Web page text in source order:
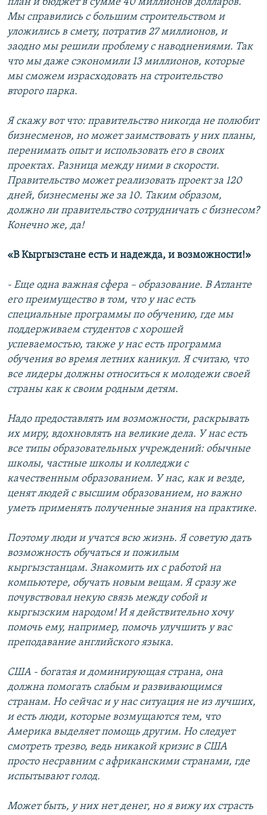
план и бюджет в сумме 40 миллионов долларов.
Мы справились с большим строительством и
уложились в смету, потратив 27 миллионов, и
заодно мы решили проблему с наводнениями. Так
что мы даже сэкономили 13 миллионов, которые
мы сможем израсходовать на строительство
второго парка.
Я скажу вот что: правительство никогда не полюбит
бизнесменов, но может заимствовать у них планы,
перенимать опыт и использовать его в своих
проектах. Разница между ними в скорости.
Правительство может реализовать проект за 120
дней, бизнесмены же за 10. Таким образом,
должно ли правительство сотрудничать с бизнесом?
Конечно же, да!
«В Кыргызстане есть и надежда, и возможности!»
- Еще одна важная сфера – образование. В Атланте
его преимущество в том, что у нас есть
специальные программы по обучению, где мы
поддерживаем студентов с хорошей
успеваемостью, также у нас есть программа
обучения во время летних каникул. Я считаю, что
все лидеры должны относиться к молодежи своей
страны как к своим родным детям.
Надо предоставлять им возможности, раскрывать
их миру, вдохновлять на великие дела. У нас есть
все типы образовательных учреждений: обычные
школы, частные школы и колледжи с
качественным образованием. У нас, как и везде,
ценят людей с высшим образованием, но важно
уметь применять полученные знания на практике.
Поэтому люди и учатся всю жизнь. Я советую дать
возможность обучаться и пожилым
кыргызстанцам. Знакомить их с работой на
компьютере, обучать новым вещам. Я сразу же
почувствовал некую связь между собой и
кыргызским народом! И я действительно хочу
помочь ему, например, помочь улучшить у вас
преподавание английского языка.
США - богатая и доминирующая страна, она
должна помогать слабым и развивающимся
странам. Но сейчас и у нас ситуация не из лучших,
и есть люди, которые возмущаются тем, что
Америка выделяет помощь другим. Но следует
смотреть трезво, ведь никакой кризис в США
просто несравним с африканскими странами, где
испытывают голод.
Может быть, у них нет денег, но я вижу их страсть